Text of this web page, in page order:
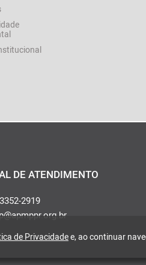
DE ATENDIMENTO
2919
de Privacidadee, ao continuar